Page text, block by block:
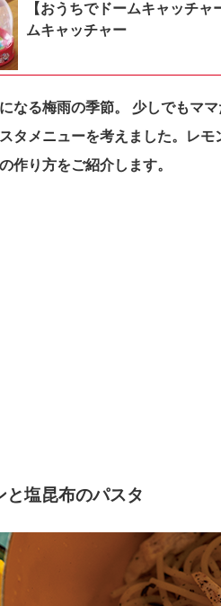
【おうちでドームキャッチ
ムキャッチャー
なる梅雨の季節。 少しでもマ
タメニューを考えました。レ
作り方をご紹介します。
と塩昆布のパスタ